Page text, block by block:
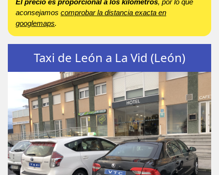
aconsejamos comprobar la distancia exacta en
googlemaps.
Taxi de León a La Vid (León)